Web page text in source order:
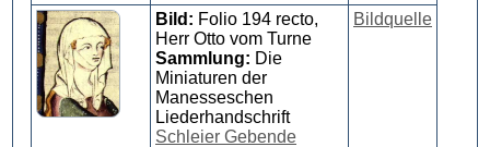
Bild: Folio 194 recto,
Herr Otto vom Turne
Sammlung: Die
Miniaturen der
Manesseschen
Liederhandschrift
Schleier Gebende
Bildquelle